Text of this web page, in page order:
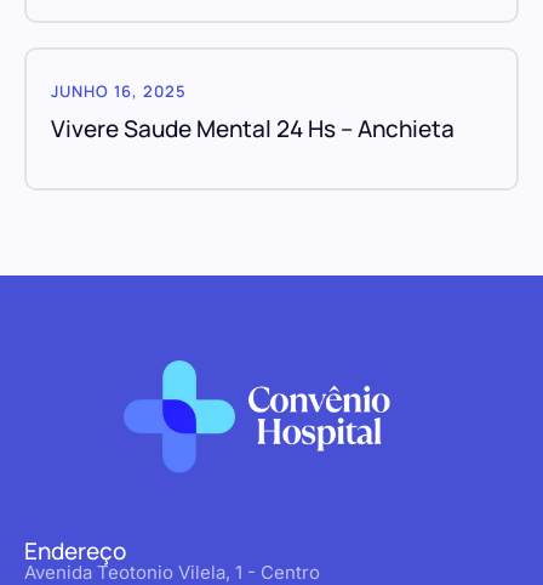
JUNHO 16, 2025
Vivere Saude Mental 24 Hs – Anchieta
Endereço
Avenida Teotonio Vilela, 1 - Centro